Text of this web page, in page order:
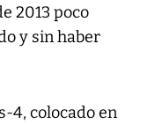
2013 poco
y sin haber
4, colocado en